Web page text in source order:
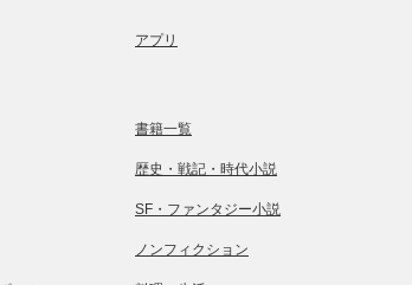
アプリ
書籍一覧
歴史・戦記・時代小説
SF・ファンタジー小説
ノンフィクション